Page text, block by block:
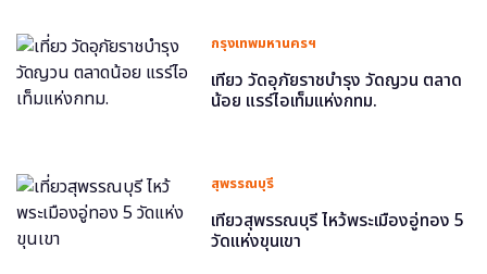
กรุงเทพมหานครฯ
เที่ยว วัดอุภัยราชบำรุง วัดญวน ตลาด
น้อย แรร์ไอเท็มแห่งกทม.
สุพรรณบุรี
เที่ยวสุพรรณบุรี ไหว้พระเมืองอู่ทอง 5
วัดแห่งขุนเขา